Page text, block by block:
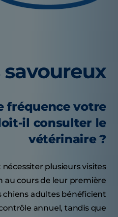
savoureux
fréquence votre
il consulter le
vétérinaire ?
plusieurs visites
au cours de leur première
chiens adultes bénéficient
annuel, tandis que